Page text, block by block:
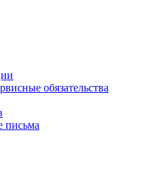
обязательства
письма